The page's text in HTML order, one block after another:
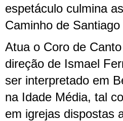
espetáculo culmina
Caminho de
Atua o Coro de
direção de Ismael
ser interpretado em
na Idade Média, tal
em igrejas dispostas